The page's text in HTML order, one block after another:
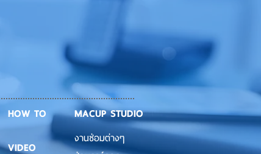
HOW TO
VIDEO
MACUP STUDIO
งานซ่อมต่างๆ